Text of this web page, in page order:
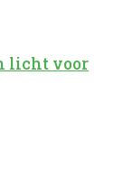
licht voor